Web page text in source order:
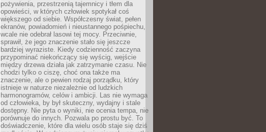
pożywienia, przestrzenią tajemnicy i tłem dla
opowieści, w których człowiek spotykał coś
większego od siebie. Współczesny świat, pełen
ekranów, powiadomień i nieustannego pośpiechu,
wcale nie odebrał lasowi tej mocy. Przeciwnie,
sprawił, że jego znaczenie stało się jeszcze
bardziej wyraziste. Kiedy codzienność zaczyna
przypominać niekończący się wyścig, wejście
między drzewa działa jak zatrzymanie czasu. Nie
chodzi tylko o ciszę, choć ona także ma
znaczenie, ale o pewien rodzaj porządku, który
istnieje w naturze niezależnie od ludzkich
harmonogramów, celów i ambicji. Las nie wymaga
od człowieka, by był skuteczny, wydajny i stale
dostępny. Nie pyta o wyniki, nie ocenia tempa, nie
porównuje do innych. Pozwala po prostu być. To
doświadczenie, które dla wielu osób staje się dziś